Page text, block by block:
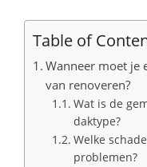
Table of
Wanneer moet je
van renoveren?
Wat is de
daktype?
Welke
problemen?